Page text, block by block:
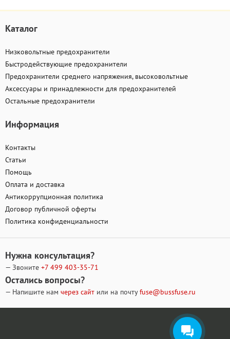
Каталог
Низковольтные предохранители
Быстродействующие предохранители
Предохранители среднего напряжения, высоковольтные
Аксессуары и принадлежности для предохранителей
Остальные предохранители
Информация
Контакты
Статьи
Помощь
Оплата и доставка
Антикоррупционная политика
Договор публичной оферты
Политика конфиденциальности
Нужна консультация?
— Звоните +7 499 403-35-71
Остались вопросы?
— Напишите нам через сайт или на почтуfuse@bussfuse.ru